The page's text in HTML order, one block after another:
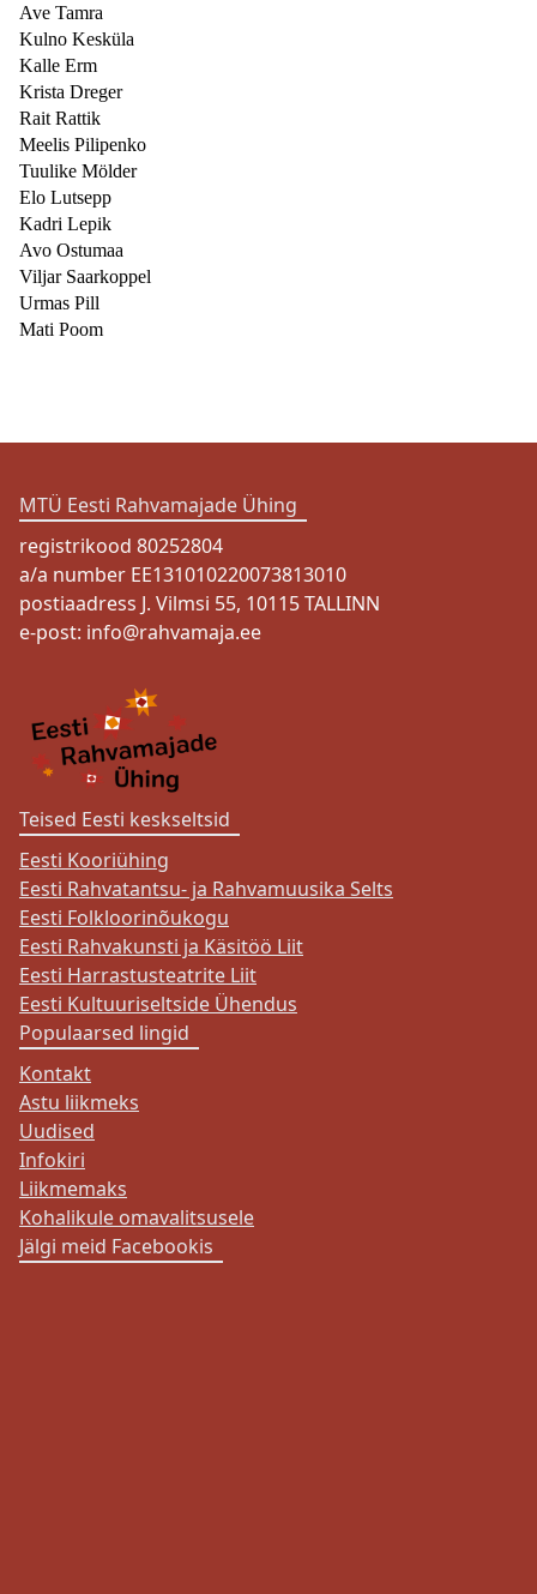
Ave Tamra
Kulno Kesküla
Kalle Erm
Krista Dreger
Rait Rattik
Meelis Pilipenko
Tuulike Mölder
Elo Lutsepp
Kadri Lepik
Avo Ostumaa
Viljar Saarkoppel
Urmas Pill
Mati Poom
MTÜ Eesti Rahvamajade Ühing
registrikood 80252804
a/a number EE131010220073813010
postiaadress J. Vilmsi 55, 10115 TALLINN
e-post: info@rahvamaja.ee
Teised Eesti keskseltsid
Eesti Kooriühing
Eesti Rahvatantsu- ja Rahvamuusika Selts
Eesti Folkloorinõukogu
Eesti Rahvakunsti ja Käsitöö Liit
Eesti Harrastusteatrite Liit
Eesti Kultuuriseltside Ühendus
Populaarsed lingid
Kontakt
Astu liikmeks
Uudised
Infokiri
Liikmemaks
Kohalikule omavalitsusele
Jälgi meid Facebookis